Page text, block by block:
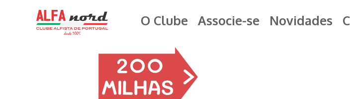
O Clube Associe-se Novidades